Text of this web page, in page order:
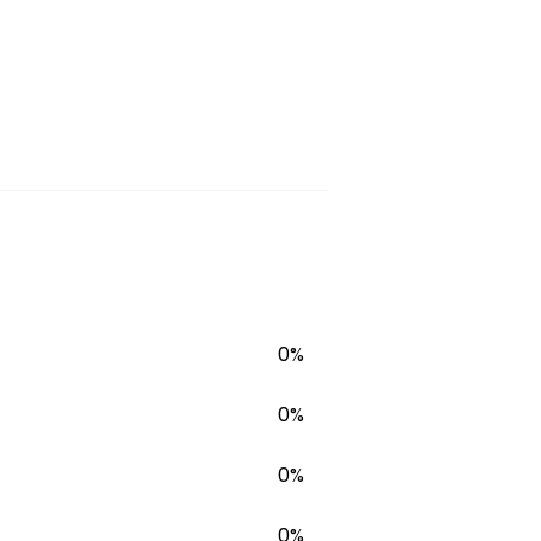
0%
0%
0%
0%